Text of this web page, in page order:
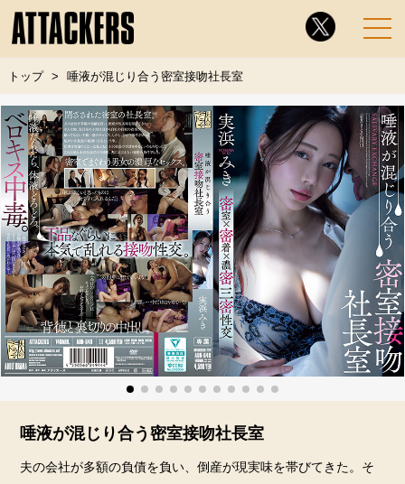
トップ 唾液が混じり合う密室接吻社長室
唾液が混じり合う密室接吻社長室
夫の会社が多額の負債を負い、倒産が現実味を帯びてきた。そ